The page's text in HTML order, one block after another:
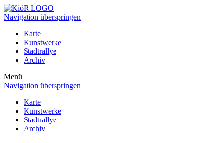
Navigation überspringen
Karte
Kunstwerke
Stadtrallye
Archiv
Menü
Navigation überspringen
Karte
Kunstwerke
Stadtrallye
Archiv